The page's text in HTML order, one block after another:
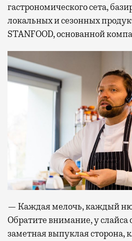
гастрономического сета,
локальных и сезонных
STANFOOD, основанной
— Каждая мелочь, каждый
Обратите внимание, у слайса
заметная выпуклая сторона,